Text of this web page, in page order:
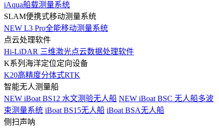
iAqua船载测量系统
SLAM便携式移动测量系统
NEW L3 Pro全能移动测量系统
点云处理软件
Hi-LiDAR 三维激光点云数据处理软件
K系列海洋定位定向设备
K20高精度分体式RTK
智能无人测量船
NEW iBoat BS12 水文测验无人船 NEW iBoat BSC 无人船多波
束测量系统 iBoat BS15无人船 iBoat BSA无人船
侧扫声呐